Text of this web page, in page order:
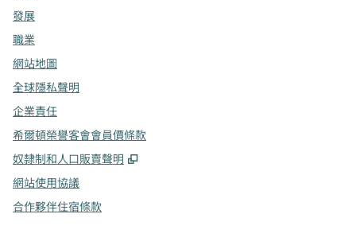
發展
職業
網站地圖
全球隱私聲明
企業責任
希爾頓榮譽客會會員價條款
奴隸制和人口販賣聲明
,
網站使用協議
合作夥伴住宿條款